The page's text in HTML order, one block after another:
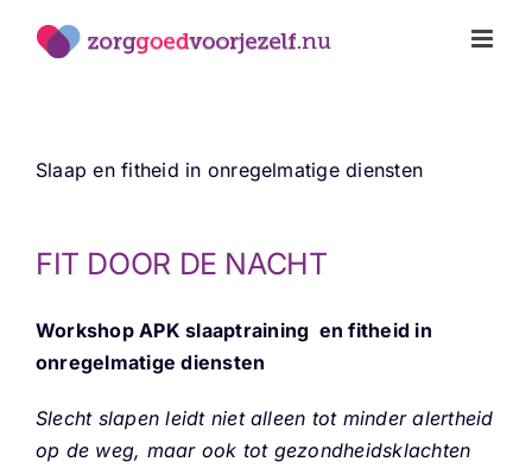
naar
Slaap en fitheid in onregelmatige diensten
FIT DOOR DE NACHT
Workshop APK slaaptraining en fitheid in
onregelmatige diensten
Slecht slapen leidt niet alleen tot minder alertheid
op de weg, maar ook tot gezondheidsklachten